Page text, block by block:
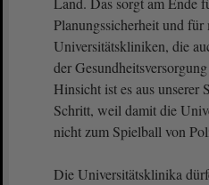
Planungssicherheit und
Universitätskliniken, die
der
Hinsicht ist es aus unserer
Schritt, weil damit die
nicht zum Spielball von
Die Universitätsklinika